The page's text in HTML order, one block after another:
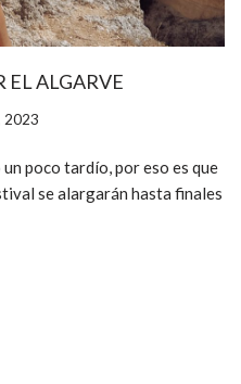
EL ALGARVE
2023
poco tardío, por eso es que
se alargarán hasta finales